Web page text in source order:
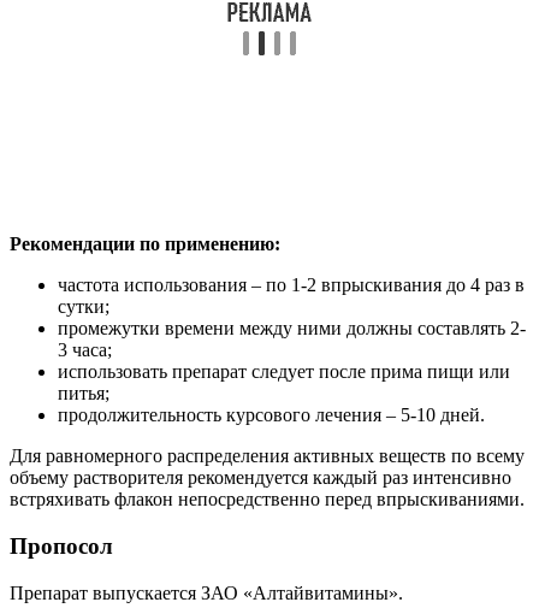
Рекомендации по применению:
частота использования – по 1-2 впрыскивания до 4 раз в
сутки;
промежутки времени между ними должны составлять 2-
3 часа;
использовать препарат следует после прима пищи или
питья;
продолжительность курсового лечения – 5-10 дней.
Для равномерного распределения активных веществ по всему
объему растворителя рекомендуется каждый раз интенсивно
встряхивать флакон непосредственно перед впрыскиваниями.
Пропосол
Препарат выпускается ЗАО «Алтайвитамины».